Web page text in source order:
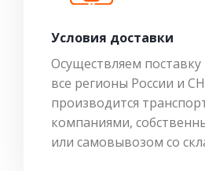
Условия доставки
Осуществляем
все регионы России и
производится
компаниями,
или самовывозом со